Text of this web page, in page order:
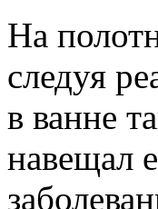
На
следуя
в ванне
навещал